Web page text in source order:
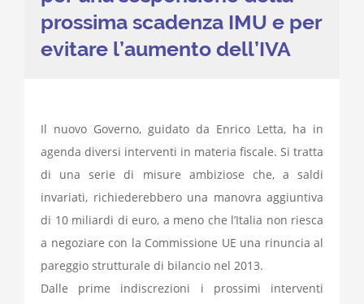
prossima scadenza IMU e per
evitare l’aumento dell’IVA
Il nuovo Governo, guidato da Enrico Letta, ha in
agenda diversi interventi in materia fiscale. Si tratta
di una serie di misure ambiziose che, a saldi
invariati, richiederebbero una manovra aggiuntiva
di 10 miliardi di euro, a meno che l’Italia non riesca
a negoziare con la Commissione UE una rinuncia al
pareggio strutturale di bilancio nel 2013.
Dalle prime indiscrezioni i prossimi interventi